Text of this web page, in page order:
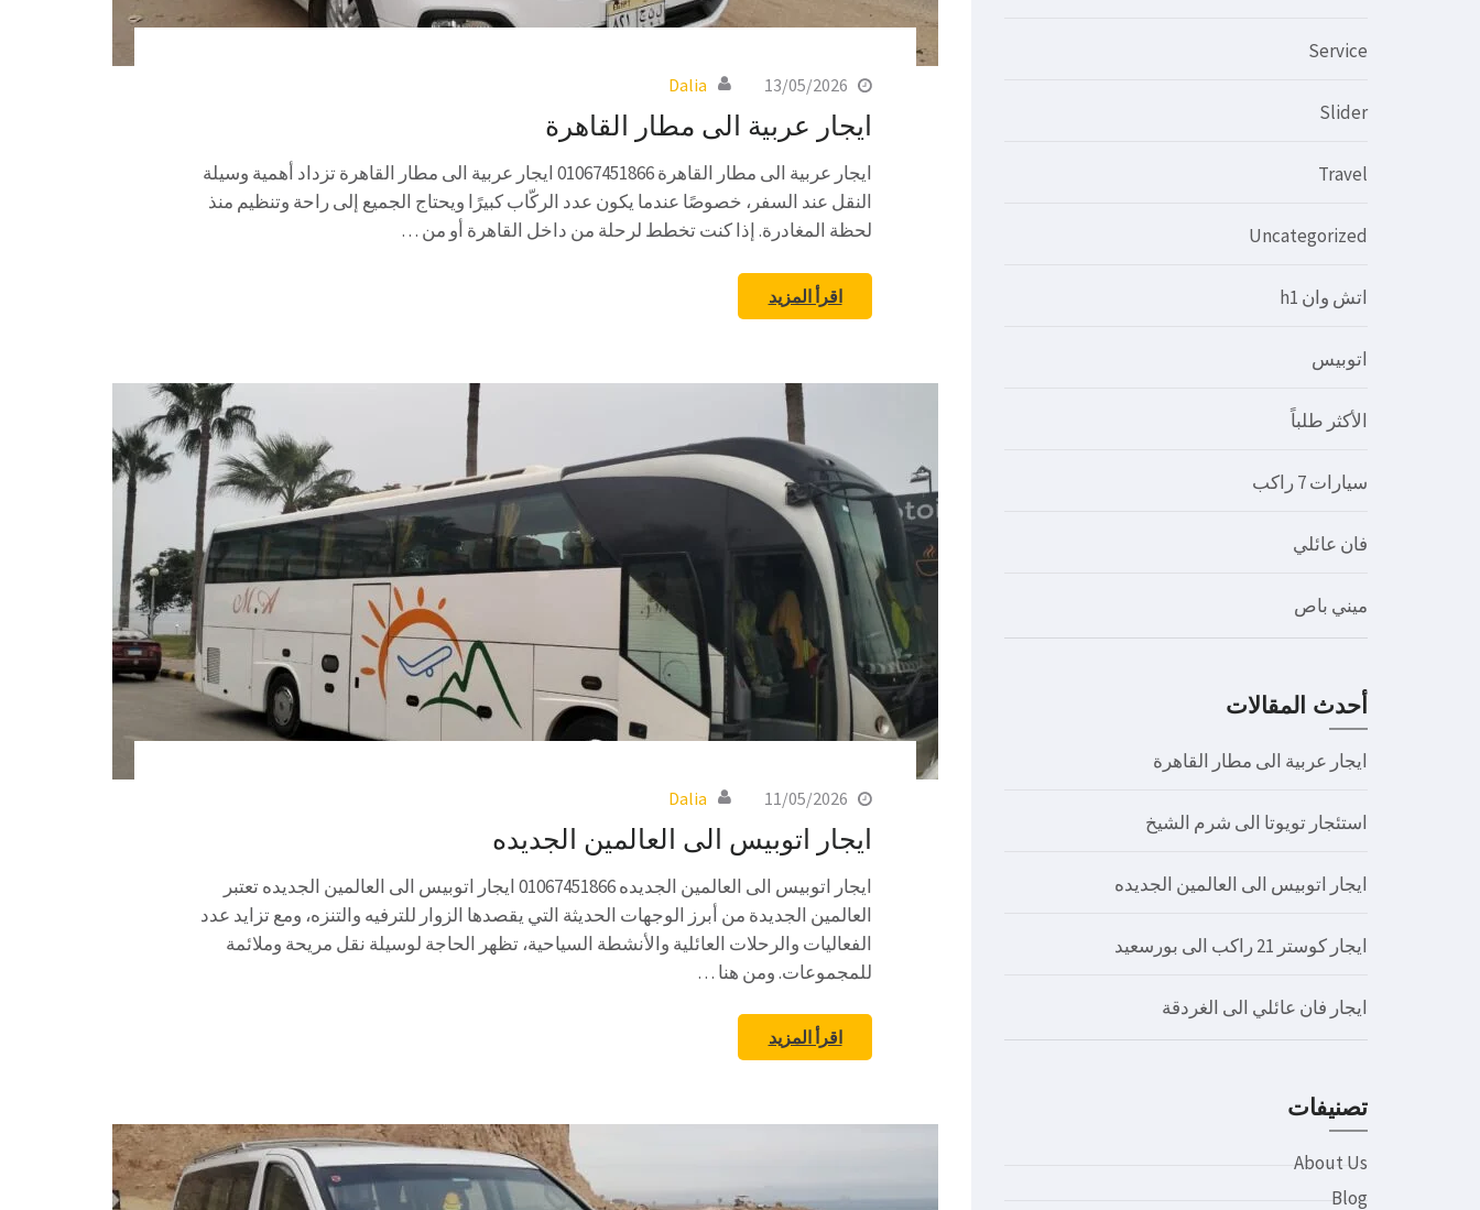
13/05/2026
Dalia
ايجار عربية الى مطار القاهرة
ايجار عربية الى مطار القاهرة 01067451866 ايجار عربية الى مطار القاهرة تزداد أهمية وسيلة
النقل عند السفر، خصوصًا عندما يكون عدد الركّاب كبيرًا ويحتاج الجميع إلى راحة وتنظيم منذ
لحظة المغادرة. إذا كنت تخطط لرحلة من داخل القاهرة أو من …
اقرأ المزيد
11/05/2026
Dalia
ايجار اتوبيس الى العالمين الجديده
ايجار اتوبيس الى العالمين الجديده 01067451866 ايجار اتوبيس الى العالمين الجديده تعتبر
العالمين الجديدة من أبرز الوجهات الحديثة التي يقصدها الزوار للترفيه والتنزه، ومع تزايد عدد
الفعاليات والرحلات العائلية والأنشطة السياحية، تظهر الحاجة لوسيلة نقل مريحة وملائمة
للمجموعات. ومن هنا …
اقرأ المزيد
Service
Slider
Travel
Uncategorized
اتش وان h1
اتوبيس
الأكثر طلباً
سيارات 7 راكب
فان عائلي
ميني باص
أحدث المقالات
ايجار عربية الى مطار القاهرة
استئجار تويوتا الى شرم الشيخ
ايجار اتوبيس الى العالمين الجديده
ايجار كوستر 21 راكب الى بورسعيد
ايجار فان عائلي الى الغردقة
تصنيفات
About Us
Blog